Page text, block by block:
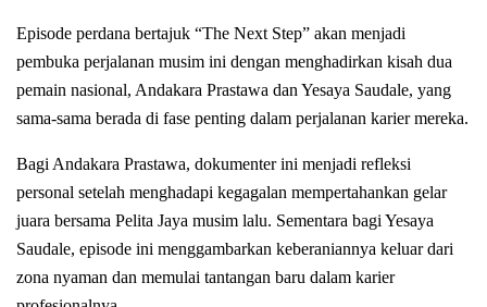
Episode perdana bertajuk “The Next Step” akan menjadi
pembuka perjalanan musim ini dengan menghadirkan kisah dua
pemain nasional, Andakara Prastawa dan Yesaya Saudale, yang
sama-sama berada di fase penting dalam perjalanan karier mereka.
Bagi Andakara Prastawa, dokumenter ini menjadi refleksi
personal setelah menghadapi kegagalan mempertahankan gelar
juara bersama Pelita Jaya musim lalu. Sementara bagi Yesaya
Saudale, episode ini menggambarkan keberaniannya keluar dari
zona nyaman dan memulai tantangan baru dalam karier